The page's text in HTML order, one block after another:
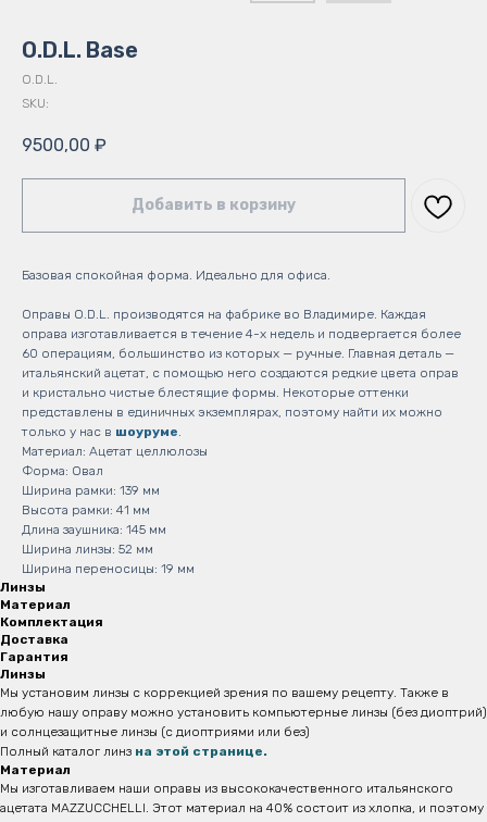
O.D.L. Base
O.D.L.
SKU:
9500,00 ₽
Добавить в корзину
Базовая спокойная форма. Идеально для офиса.
Оправы O.D.L. производятся на фабрике во Владимире. Каждая
оправа изготавливается в течение 4-х недель и подвергается более
60 операциям, большинство из которых — ручные. Главная деталь —
итальянский ацетат, с помощью него создаются редкие цвета оправ
и кристально чистые блестящие формы. Некоторые оттенки
представлены в единичных экземплярах, поэтому найти их можно
только у нас в шоуруме.
Материал: Ацетат целлюлозы
Форма: Овал
Ширина рамки: 139 мм
Высота рамки: 41 мм
Длина заушника: 145 мм
Ширина линзы: 52 мм
Ширина переносицы: 19 мм
Линзы
Материал
Комплектация
Доставка
Гарантия
Линзы
Мы установим линзы с коррекцией зрения по вашему рецепту. Также в
любую нашу оправу можно установить компьютерные линзы (без диоптрий)
и солнцезащитные линзы (с диоптриями или без)
Полный каталог линз на этой странице.
Материал
Мы изготавливаем наши оправы из высококачественного итальянского
ацетата MAZZUCCHELLI. Этот материал на 40% состоит из хлопка, и поэтому